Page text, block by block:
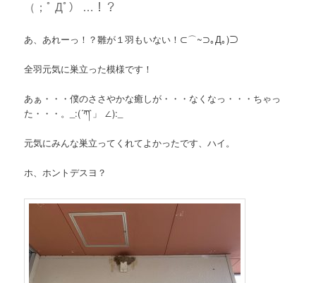
（；ﾟ Дﾟ） …！？
あ、あれーっ！？雛が１羽もいない！⊂⌒~⊃｡Д｡)⊃
全羽元気に巣立った模様です！
あぁ・・・僕のささやかな癒しが・・・なくなっ・・・ちゃっ
た・・・。_:(´ཀ`」 ∠):_
元気にみんな巣立ってくれてよかったです、ハイ。
ホ、ホントデスヨ？